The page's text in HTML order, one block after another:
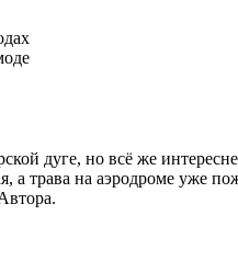
дуге, но всё же
трава на аэродроме уже